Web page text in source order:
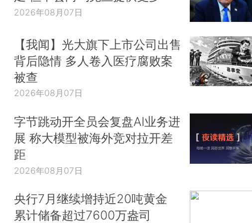
2026年08月07日
【我闻】光大旗下上市公司出售
背后隐情 多人卷入医疗腐败案
被查
2026年08月07日
字节跳动开全员会复盘AI业务进
展 称大模型被海外竞对拉开差
距
2026年08月07日
央行7月继续增持近20吨黄金
累计储备超过7600万盎司